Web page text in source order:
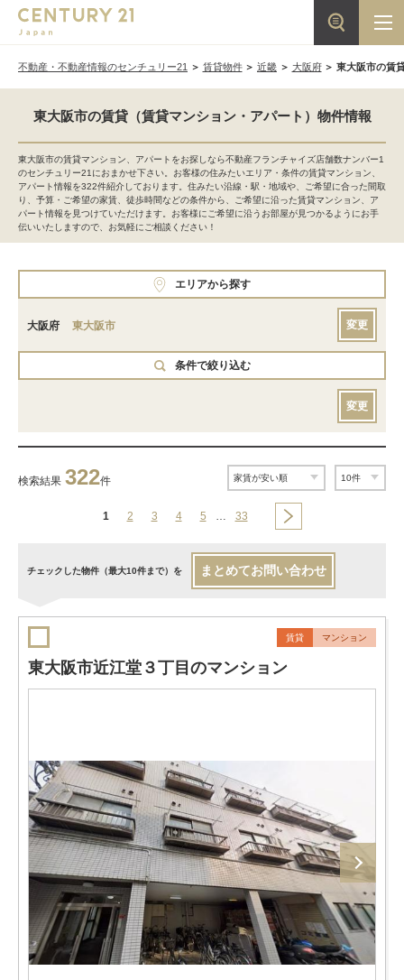
不動産・不動産情報のセンチュリー21 賃貸物件 近畿 大阪府 東大阪市の賃
東大阪市の賃貸（賃貸マンション・アパート）物件情報
東大阪市の賃貸マンション、アパートをお探しなら不動産フランチャイズ店舗数ナンバー1
のセンチュリー21におまかせ下さい。お客様の住みたいエリア・条件の賃貸マンション、
アパート情報を322件紹介しております。住みたい沿線・駅・地域や、ご希望に合った間取
り、予算・ご希望の家賃、徒歩時間などの条件から、ご希望に沿った賃貸マンション、ア
パート情報を見つけていただけます。お客様にご希望に沿うお部屋が見つかるようにお手
伝いいたしますので、お気軽にご相談ください！
エリアから探す
大阪府 東大阪市 変更
条件で絞り込む
変更
検索結果 322件
1 2 3 4 5 … 33
チェックした物件（最大10件まで）を まとめてお問い合わせ
賃貸 マンション
東大阪市近江堂３丁目のマンション